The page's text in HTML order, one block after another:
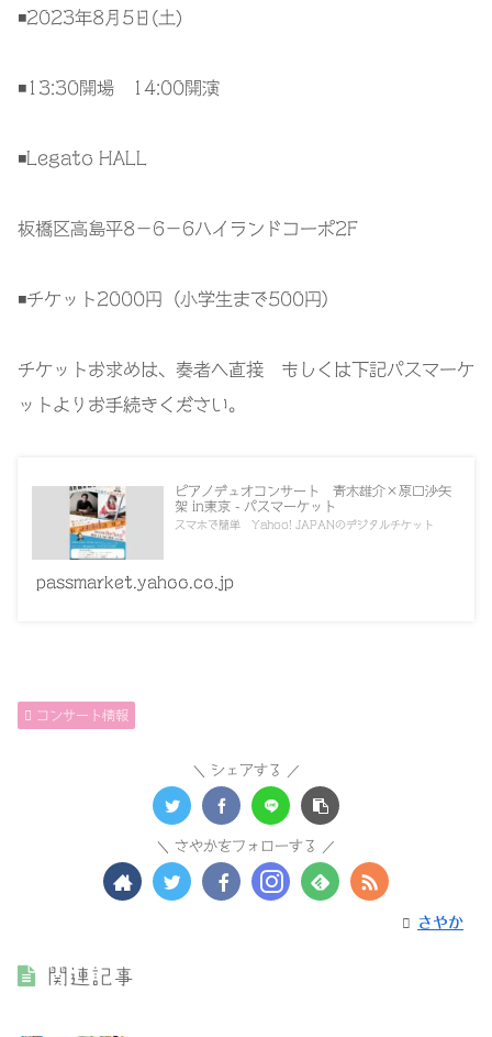
◾️2023年8月5日(土)
◾️13:30開場 14:00開演
◾️Legato HALL
板橋区高島平8−6−6ハイランドコーポ2F
◾️チケット2000円（小学生まで500円）
チケットお求めは、奏者へ直接 もしくは下記パスマーケ
ットよりお手続きください。
ピアノデュオコンサート 青木雄介×原口沙矢
架 in東京 - パスマーケット
スマホで簡単 Yahoo! JAPANのデジタルチケット
passmarket.yahoo.co.jp
コンサート情報
シェアする
さやかをフォローする
さやか
関連記事